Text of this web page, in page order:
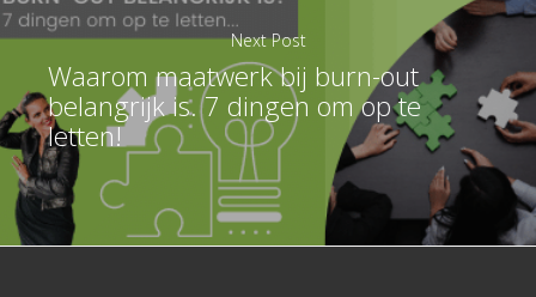
Next Post
Waarom maatwerk bij burn-out
belangrijk is. 7 dingen om op te
letten!